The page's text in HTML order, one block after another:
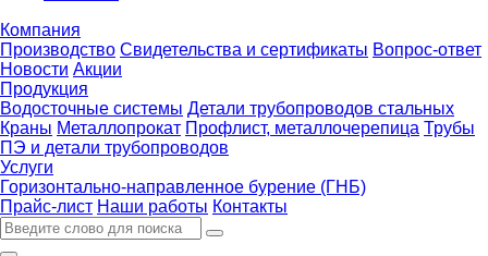
Компания
Производство Свидетельства и сертификаты Вопрос-ответ
Новости Акции
Продукция
Водосточные системы Детали трубопроводов стальных
Краны Металлопрокат Профлист, металлочерепица Трубы
ПЭ и детали трубопроводов
Услуги
Горизонтально-направленное бурение (ГНБ)
Прайс-лист Наши работы Контакты